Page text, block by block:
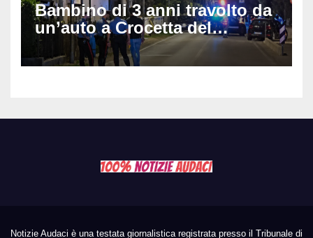
Bambino di 3 anni travolto da
un’auto a Crocetta del
Montello: è gravissimo,
trasportato in elicottero a
Notizie Audaci è una testata giornalistica registrata presso il Tribunale di